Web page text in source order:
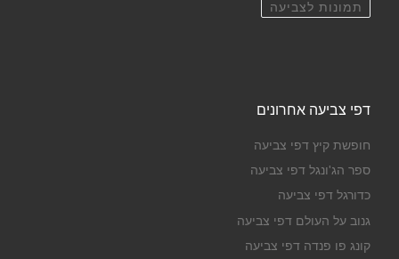
תמונות לצביעה
דפי צביעה אחרונים
חופשת קיץ דפי צביעה
ספר הג'ונגל דפי צביעה
כדורגל דפי צביעה
גנוב על העולם דפי צביעה
קונג פו פנדה דפי צביעה